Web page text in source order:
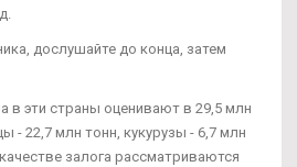
дослушайте до конца, затем
в эти страны оценивают в 29,5 млн
- 22,7 млн тонн, кукурузы - 6,7 млн
залога рассматриваются